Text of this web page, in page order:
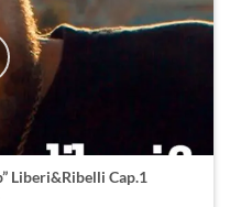
Liberi&Ribelli Cap.1